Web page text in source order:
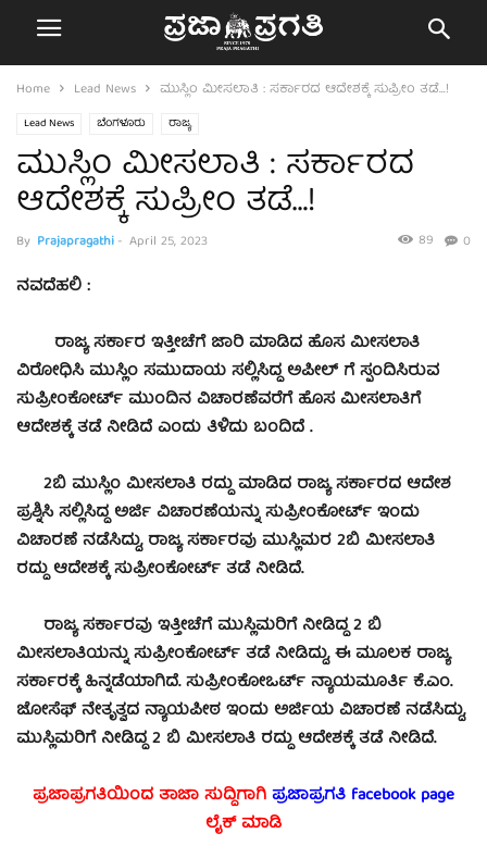
Home Lead News ಮುಸ್ಲಿಂ ಮೀಸಲಾತಿ : ಸರ್ಕಾರದ ಆದೇಶಕ್ಕೆ ಸುಪ್ರೀಂ ತಡೆ…!
Lead News ಬೆಂಗಳೂರು ರಾಜ್ಯ
ಮುಸ್ಲಿಂ ಮೀಸಲಾತಿ : ಸರ್ಕಾರದ
ಆದೇಶಕ್ಕೆ ಸುಪ್ರೀಂ ತಡೆ…!
By Prajapragathi- April 25, 2023 0
89
ನವದೆಹಲಿ :
ರಾಜ್ಯ ಸರ್ಕಾರ ಇತ್ತೀಚೆಗೆ ಜಾರಿ ಮಾಡಿದ ಹೊಸ ಮೀಸಲಾತಿ
ವಿರೋಧಿಸಿ ಮುಸ್ಲಿಂ ಸಮುದಾಯ ಸಲ್ಲಿಸಿದ್ದ ಅಪೀಲ್‌ ಗೆ ಸ್ಪಂದಿಸಿರುವ
ಸುಪ್ರೀಂಕೋರ್ಟ್‌ ಮುಂದಿನ ವಿಚಾರಣೆವರೆಗೆ ಹೊಸ ಮೀಸಲಾತಿಗೆ
ಆದೇಶಕ್ಕೆ ತಡೆ ನೀಡಿದೆ ಎಂದು ತಿಳಿದು ಬಂದಿದೆ .
2ಬಿ ಮುಸ್ಲಿಂ ಮೀಸಲಾತಿ ರದ್ದು ಮಾಡಿದ ರಾಜ್ಯ ಸರ್ಕಾರದ ಆದೇಶ
ಪ್ರಶ್ನಿಸಿ ಸಲ್ಲಿಸಿದ್ದ ಅರ್ಜಿ ವಿಚಾರಣೆಯನ್ನು ಸುಪ್ರೀಂಕೋರ್ಟ್ ಇಂದು
ವಿಚಾರಣೆ ನಡೆಸಿದ್ದು, ರಾಜ್ಯ ಸರ್ಕಾರವು ಮುಸ್ಲಿಮರ 2ಬಿ ಮೀಸಲಾತಿ
ರದ್ದು ಆದೇಶಕ್ಕೆ ಸುಪ್ರೀಂಕೋರ್ಟ್ ತಡೆ ನೀಡಿದೆ.
ರಾಜ್ಯ ಸರ್ಕಾರವು ಇತ್ತೀಚೆಗೆ ಮುಸ್ಲಿಮರಿಗೆ ನೀಡಿದ್ದ 2 ಬಿ
ಮೀಸಲಾತಿಯನ್ನು ಸುಪ್ರೀಂಕೋರ್ಟ್ ತಡೆ ನೀಡಿದ್ದು, ಈ ಮೂಲಕ ರಾಜ್ಯ
ಸರ್ಕಾರಕ್ಕೆ ಹಿನ್ನಡೆಯಾಗಿದೆ. ಸುಪ್ರೀಂಕೋಒರ್ಟ್ ನ್ಯಾಯಮೂರ್ತಿ ಕೆ.ಎಂ.
ಜೋಸೆಫ್ ನೇತೃತ್ವದ ನ್ಯಾಯಪೀಠ ಇಂದು ಅರ್ಜಿಯ ವಿಚಾರಣೆ ನಡೆಸಿದ್ದು,
ಮುಸ್ಲಿಮರಿಗೆ ನೀಡಿದ್ದ 2 ಬಿ ಮೀಸಲಾತಿ ರದ್ದು ಆದೇಶಕ್ಕೆ ತಡೆ ನೀಡಿದೆ.
ಪ್ರಜಾಪ್ರಗತಿಯಿಂದ ತಾಜಾ ಸುದ್ದಿಗಾಗಿಪ್ರಜಾಪ್ರಗತಿ facebook page
ಲೈಕ್ ಮಾಡಿ